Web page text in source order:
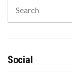
for:
Social